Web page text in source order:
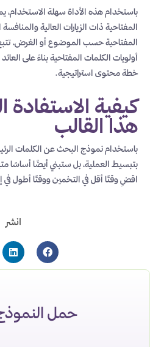
باستخدام هذه الأداة سهلة الاستخدام،
المفتاحية ذات الزيارات العالية
المفتاحية حسب الموضوع أو الغرض،
أولويات الكلمات المفتاحية بناءً على
خطة محتوى استراتيجية.
كيفية
هذا القالب
باستخدام نموذج البحث عن الكلمات
بتبسيط العملية، بل ستبني أيضًا أساسًا
اقضِ وقتًا أقل في التخمين ووقتًا أطول
انشر
حمل